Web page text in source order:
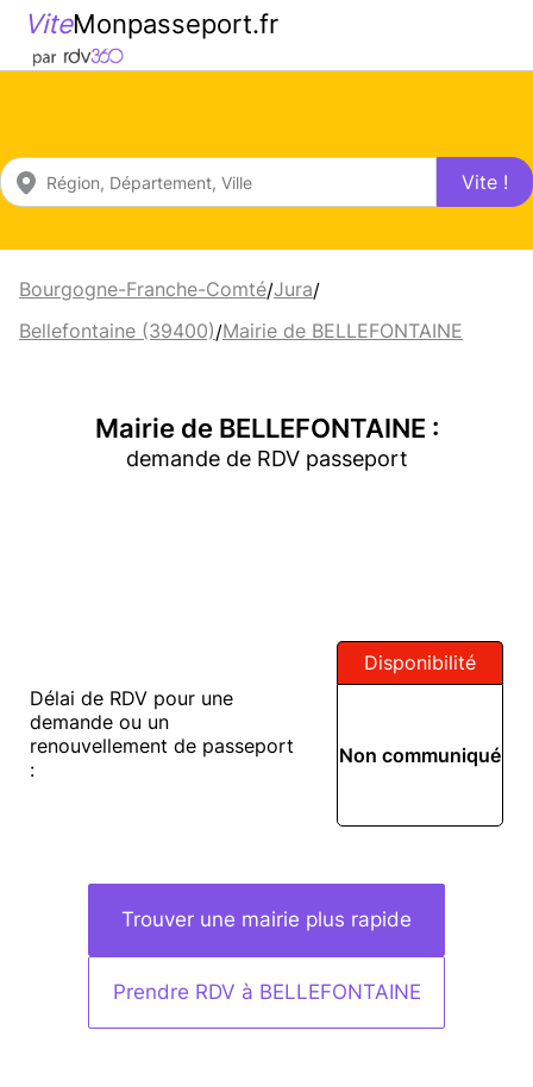
ViteMonpasseport.fr
Vite !
Bourgogne-Franche-Comté/Jura/
Bellefontaine (39400)/Mairie de BELLEFONTAINE
Mairie de BELLEFONTAINE :
demande de RDV passeport
Délai de RDV pour une
demande ou un
renouvellement de passeport
:
Disponibilité
Non communiqué
Trouver une mairie plus rapide
Prendre RDV à BELLEFONTAINE